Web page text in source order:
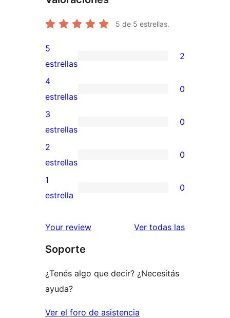
5 de 5 estrellas.
2
valoraciones
de
5
estrellas
5
estrellas
2
0
valoraciones
de
4
estrellas
4
estrellas
0
0
valoraciones
de
3
estrellas
3
estrellas
0
0
valoraciones
de
estrellas
2
estrellas
0
0
de
estrellas
1
estrella
0
Your review Ver todas lasreseñas
Soporte
¿Tenés algo que decir? ¿Necesitás
ayuda?
Ver el foro de asistencia